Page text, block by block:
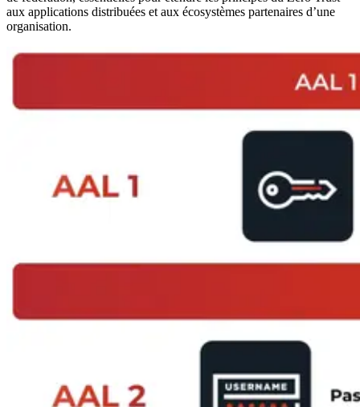
aux applications distribuées et aux écosystèmes partenaires d’une
organisation.